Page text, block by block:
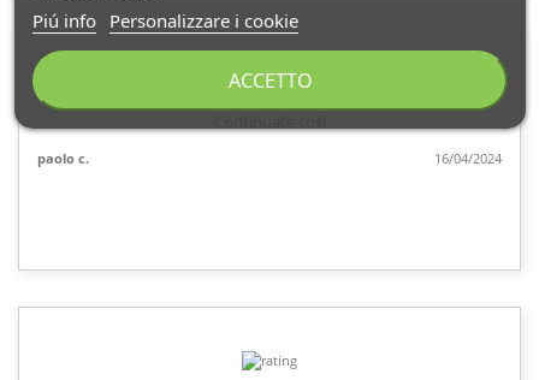
paolo c. 16/04/2024
Piú info
Personalizzare i cookie
ACCETTO